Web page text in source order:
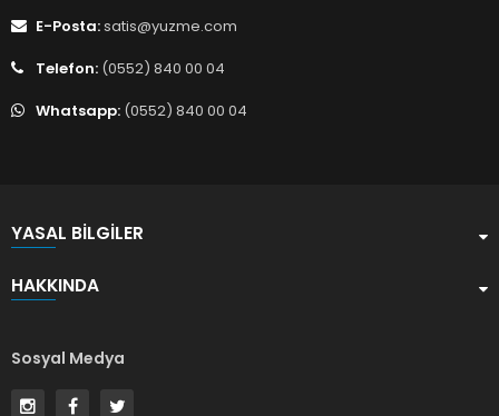
E-Posta:satis@yuzme.com
Telefon: (0552) 840 00 04
Whatsapp: (0552) 840 00 04
YASAL BILGILER
HAKKINDA
Sosyal Medya